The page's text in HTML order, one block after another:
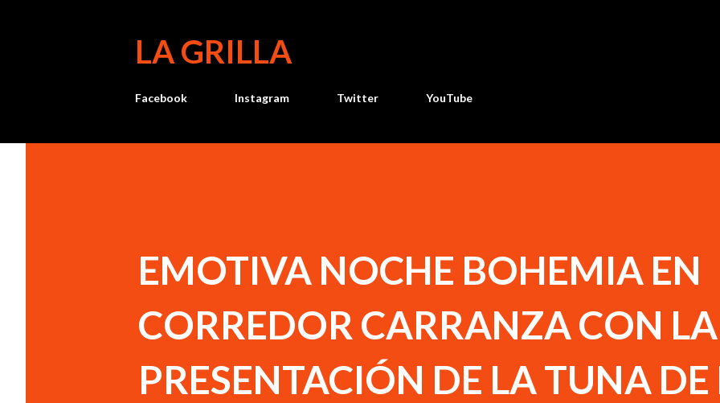
LA GRILLA
Facebook Instagram Twitter YouTube
EMOTIVA NOCHE BOHEMIA EN
CORREDOR CARRANZA CON LA
PRESENTACIÓN DE LA TUNA DE